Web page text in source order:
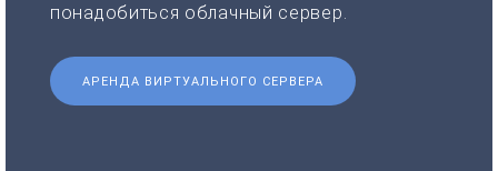
понадобиться облачный сервер.
АРЕНДА ВИРТУАЛЬНОГО СЕРВЕРА